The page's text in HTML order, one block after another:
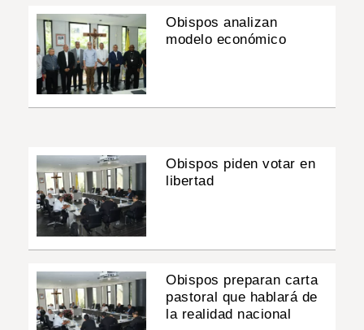
Obispos analizan
modelo económico
Obispos piden votar en
libertad
Obispos preparan carta
pastoral que hablará de
la realidad nacional